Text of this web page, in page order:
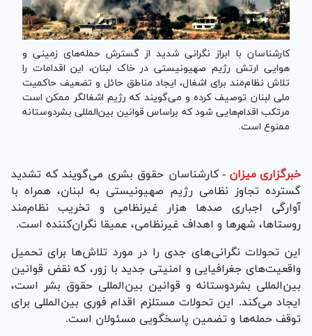
کارشناسان با ابراز نگرانی شدید از گسترش حمله‌های زمینی و
هوایی ارتش رژیم صهیونیستی در خاک لبنان، این اقدامات را
تلاش نظام‌مند برای اشغال، ایجاد مناطق حائل و تضعیف حاکمیت
ملی لبنان توصیف کرده و می‌گویند که رژیم اشغالگر ممکن است
مرتکب اقدام‌هایی شود که براساس قوانین بین‌المللی بشردوستانه
ممنوع است.
خبرگزاری میزان - کارشناسان حقوق بشری می‌گویند که تشدید
گسترده تجاوز نظامی رژیم صهیونیستی به لبنان، همراه با
آوارگی اجباری صد‌ها هزار غیرنظامی و تخریب نظام‌مند
روستاها، شهر‌ها و اهداف غیرنظامی، عمیقا نگران‌کننده است.
این تحولات نگرانی‌های جدی را در مورد تلاش‌ها برای تحمیل
واقعیت‌های جغرافیایی و امنیتی جدید با زور، که نقض قوانین
بین‌المللی بشردوستانه و قوانین بین‌المللی حقوق بشر است،
ایجاد می‌کند. این تحولات مستلزم اقدام فوری بین‌المللی برای
توقف حمله‌ها و تضمین پاسخگویی مسئولان است.